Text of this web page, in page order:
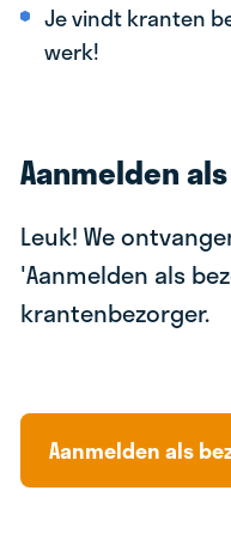
Je vindt kranten
werk!
Aanmelden
Leuk! We
'Aanmelden als
krantenbezorger.
Aanmelden als